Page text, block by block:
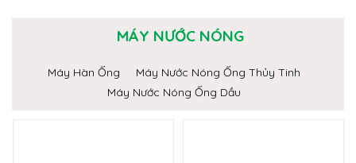
MÁY NƯỚC NÓNG
Máy Hàn Ống
Máy Nước Nóng Ống Thủy Tinh
Máy Nước Nóng Ống Dầu